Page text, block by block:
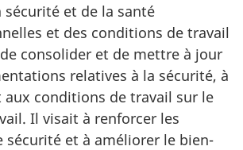
sécurité et de la santé
et des conditions de travail
consolider et de mettre à jour
relatives à la sécurité, à
aux conditions de travail sur le
Il visait à renforcer les
sécurité et à améliorer le bien-